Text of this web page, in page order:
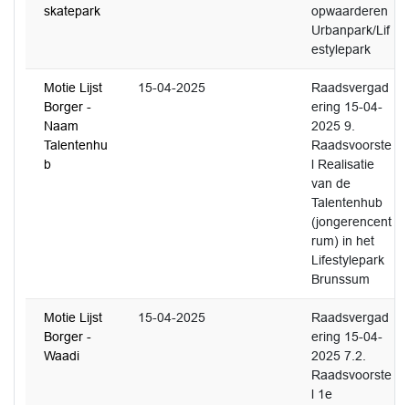
skatepark
opwaarderen
Urbanpark/Lif
estylepark
Motie Lijst
Borger -
Naam
Talentenhu
b
15-04-2025
Raadsvergad
ering 15-04-
2025 9.
Raadsvoorste
l Realisatie
van de
Talentenhub
(jongerencent
rum) in het
Lifestylepark
Brunssum
Motie Lijst
Borger -
Waadi
15-04-2025
Raadsvergad
ering 15-04-
2025 7.2.
Raadsvoorste
l 1e